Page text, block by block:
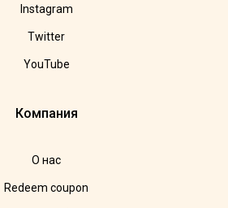
Instagram
Twitter
YouTube
Компания
О нас
Redeem coupon